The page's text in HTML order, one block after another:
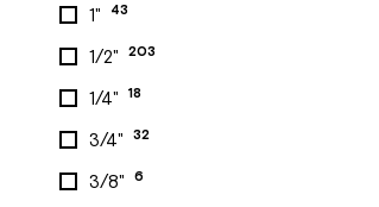
1" 43
1/2" 203
1/4" 18
3/4" 32
3/8" 6